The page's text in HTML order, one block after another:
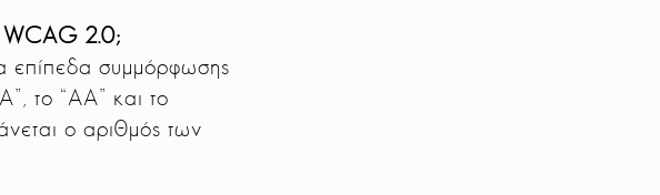
WCAG 2.0;
επίπεδα συμμόρφωσης
το “ΑΑ” και το
ο αριθμός των